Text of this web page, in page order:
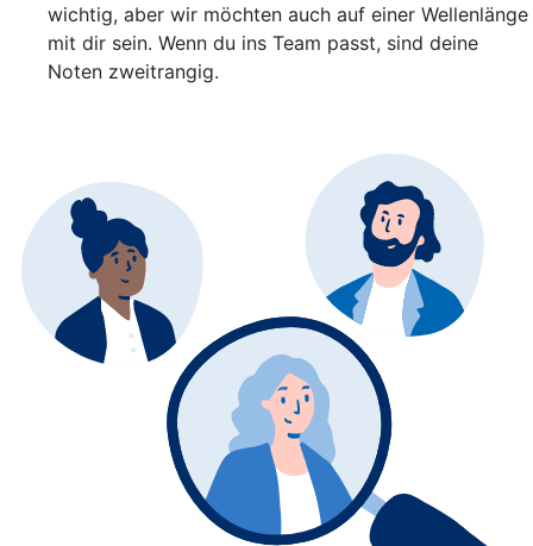
wichtig, aber wir möchten auch auf einer Wellenlänge
mit dir sein. Wenn du ins Team passt, sind deine
Noten zweitrangig.